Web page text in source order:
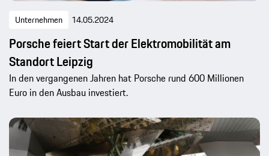
Unternehmen 14.05.2024
Porsche feiert Start der Elektromobilität am
Standort Leipzig
In den vergangenen Jahren hat Porsche rund 600 Millionen
Euro in den Ausbau investiert.